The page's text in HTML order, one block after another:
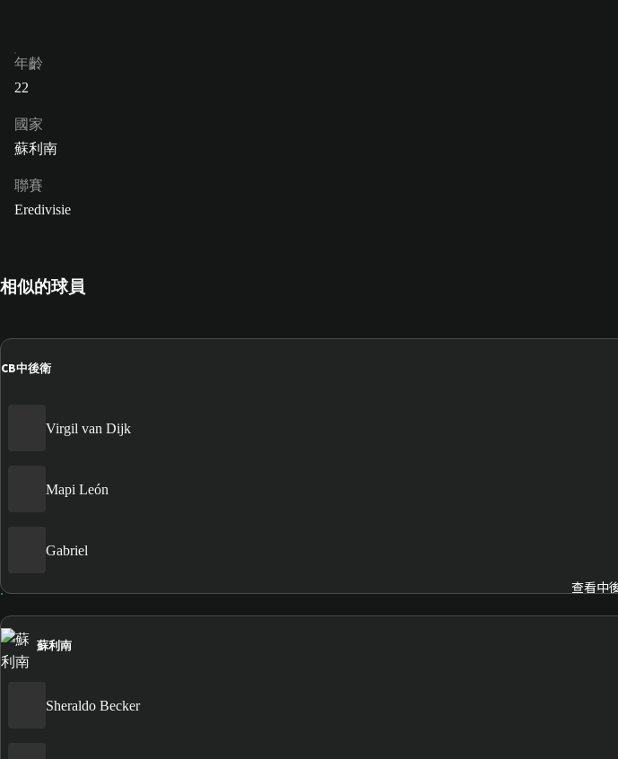
年齡
22
國家
蘇利南
聯賽
Eredivisie
相似的球員
CB中後衛
Virgil van Dijk
Mapi León
Gabriel
查看中
蘇利南
Sheraldo Becker